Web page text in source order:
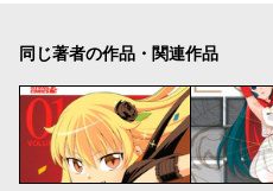
同じ著者の作品・関連作品